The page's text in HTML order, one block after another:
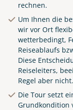
rechnen.
Um Ihnen die
wir vor Ort
wetterbedingt,
Reiseablaufs
Diese
Reiseleiters,
Regel aber nicht.
Die Tour setzt
Grundkondition